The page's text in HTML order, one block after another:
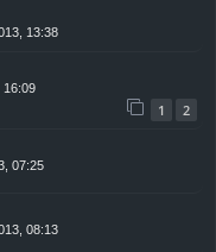
13:38
16:09
1 2
07:25
08:13